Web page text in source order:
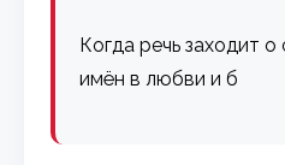
Когда речь заходит
имён в любви и б